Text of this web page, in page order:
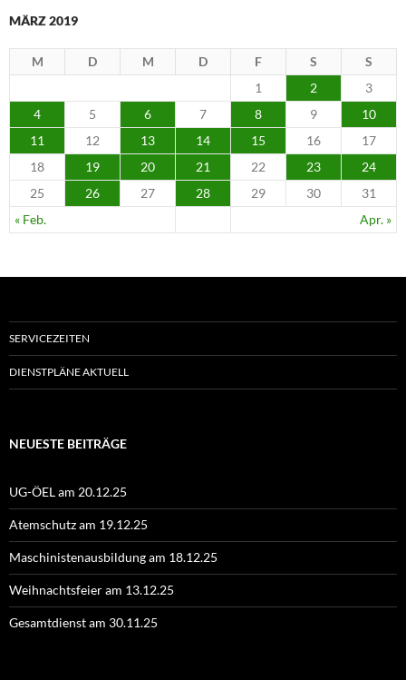
MÄRZ 2019
M D M D F S S
« Feb. Apr. »
1 2
3
4
5 6 7 8 9
10
11
12 13 14 15 16
17
18
19 20 21 22 23
24
25
26 27 28 29 30 31
SERVICEZEITEN
DIENSTPLÄNE AKTUELL
NEUESTE BEITRÄGE
UG-ÖEL am 20.12.25
Atemschutz am 19.12.25
Maschinistenausbildung am 18.12.25
Weihnachtsfeier am 13.12.25
Gesamtdienst am 30.11.25